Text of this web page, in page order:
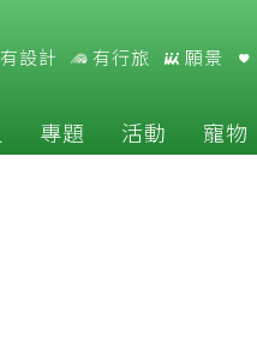
有設計 有行旅 願景
專題 活動 寵物